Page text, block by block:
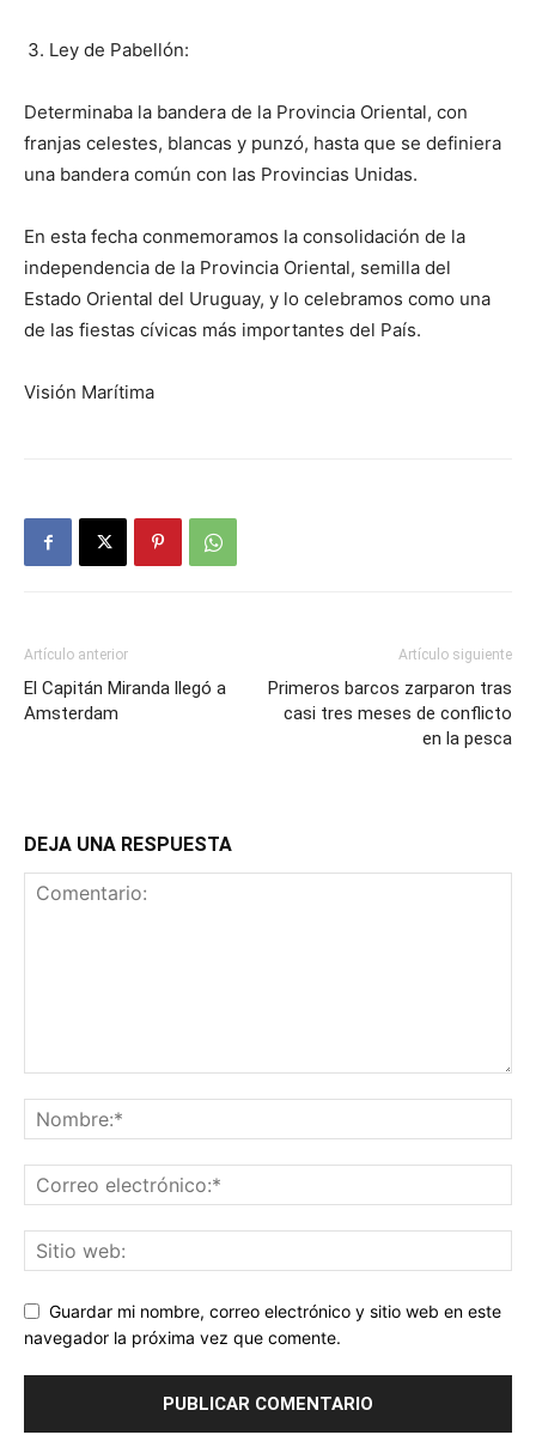
Ley de Pabellón:
Determinaba la bandera de la Provincia Oriental, con
franjas celestes, blancas y punzó, hasta que se definiera
una bandera común con las Provincias Unidas.
En esta fecha conmemoramos la consolidación de la
independencia de la Provincia Oriental, semilla del
Estado Oriental del Uruguay, y lo celebramos como una
de las fiestas cívicas más importantes del País.
Visión Marítima
Artículo anterior
El Capitán Miranda llegó a
Amsterdam
Artículo siguiente
Primeros barcos zarparon tras
casi tres meses de conflicto
en la pesca
DEJA UNA RESPUESTA
Guardar mi nombre, correo electrónico y sitio web en este
navegador la próxima vez que comente.